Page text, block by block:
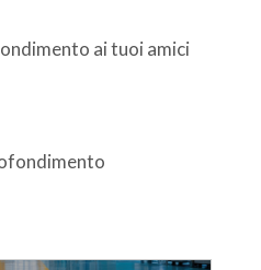
ai tuoi amici